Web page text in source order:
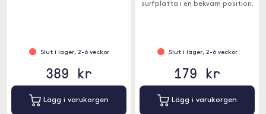
Slut i lager, 2-6 veckor
389 kr
Lägg i varukorgen
surfplatta i en bekväm position.
Slut i lager, 2-6 veckor
179 kr
Lägg i varukorgen